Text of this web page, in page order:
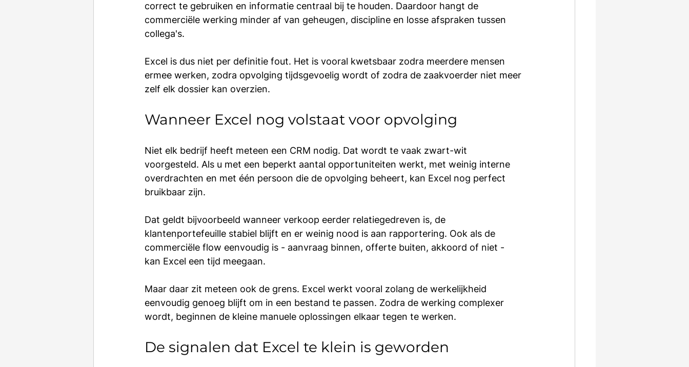
correct te gebruiken en informatie centraal bij te houden. Daardoor hangt de
commerciële werking minder af van geheugen, discipline en losse afspraken tussen
collega's.
Excel is dus niet per definitie fout. Het is vooral kwetsbaar zodra meerdere mensen
ermee werken, zodra opvolging tijdsgevoelig wordt of zodra de zaakvoerder niet meer
zelf elk dossier kan overzien.
Wanneer Excel nog volstaat voor opvolging
Niet elk bedrijf heeft meteen een CRM nodig. Dat wordt te vaak zwart-wit
voorgesteld. Als u met een beperkt aantal opportuniteiten werkt, met weinig interne
overdrachten en met één persoon die de opvolging beheert, kan Excel nog perfect
bruikbaar zijn.
Dat geldt bijvoorbeeld wanneer verkoop eerder relatiegedreven is, de
klantenportefeuille stabiel blijft en er weinig nood is aan rapportering. Ook als de
commerciële flow eenvoudig is - aanvraag binnen, offerte buiten, akkoord of niet -
kan Excel een tijd meegaan.
Maar daar zit meteen ook de grens. Excel werkt vooral zolang de werkelijkheid
eenvoudig genoeg blijft om in een bestand te passen. Zodra de werking complexer
wordt, beginnen de kleine manuele oplossingen elkaar tegen te werken.
De signalen dat Excel te klein is geworden